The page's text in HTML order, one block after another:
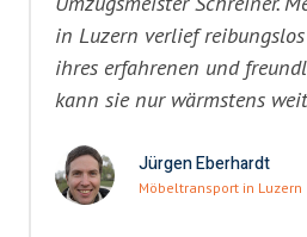
in Luzern verlief
ihres erfahrenen und
kann sie nur wärmstens
Jürgen Eberhardt
Möbeltransport in Luzern